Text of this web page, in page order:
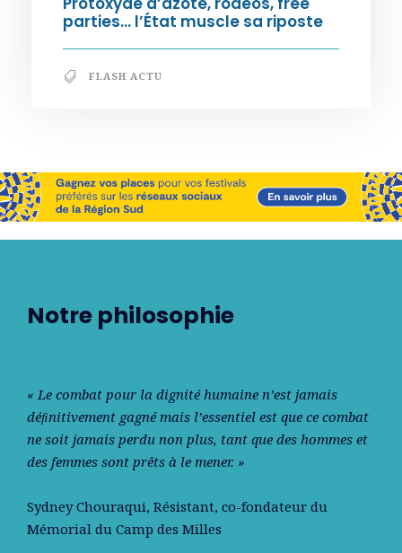
parties… l’État muscle sa riposte
FLASH ACTU
Notre philosophie
« Le combat pour la dignité humaine n’est jamais
déﬁnitivement gagné mais l’essentiel est que ce combat
ne soit jamais perdu non plus, tant que des hommes et
des femmes sont prêts à le mener. »
Sydney Chouraqui, Résistant, co-fondateur du
Mémorial du Camp des Milles